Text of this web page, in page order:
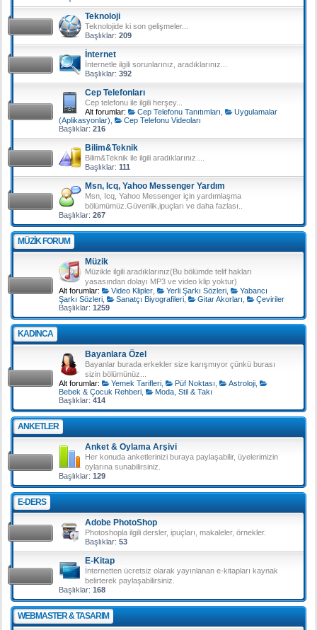
Teknoloji
Teknolojide ki son gelişmeler...
Başlıklar: 209
İnternet
İnternetle ilgili sorunlarınız, aradıklarınız...
Başlıklar: 392
Cep Telefonları
Cep telefonu ile ilgili herşey...
Alt forumlar:
Cep Telefonu Tanıtımları
Uygulamalar
(Aplikasyonlar)
Cep Telefonu Videoları
Başlıklar: 216
Bilim&Teknik
Bilim&Teknik ile ilgili aradıklarınız....
Başlıklar: 111
Msn, Icq, Yahoo Messenger Yardım
Msn, Icq, Yahoo Messenger için yardımlaşma
bölümümüz.Güvenlik,ipuçları ve daha fazlası..
Başlıklar: 267
MÜZIK FORUM
Müzik
Müzikle ilgili aradıklarınız(Bu bölümde telif hakları
yasasından dolayı MP3 ve video klip yoktur)
Alt forumlar:
Video Klipler, Yerli Şarkı Sözleri,
Yabancı
Şarkı Sözleri
Sanatçı Biyografileri, Gitar Akorları
Çeviriler
Başlıklar: 1259
KADINCA
Bayanlara Özel
Bayanlar burada erkekler size karışmıyor çünkü burası
sizin bölümünüz...
Alt forumlar:
Yemek Tarifleri, Püf Noktası Astroloji,
Bebek & Çocuk Rehberi
Moda, Stil & Takı
Başlıklar: 414
ANKETLER
Anket & Oylama Arşivi
Her konuda anketlerinizi buraya paylaşabilir, üyelerimizin
oylarına sunabilirsiniz.
Başlıklar: 129
E-DERS
Adobe PhotoShop
Photoshopla ilgili dersler, ipuçları, makaleler, örnekler.
Başlıklar: 53
E-Kitap
İnternetten ücretsiz olarak yayınlanan e-kitapları kaynak
belirterek paylaşabilirsiniz.
Başlıklar: 168
WEBMASTER & TASARIM